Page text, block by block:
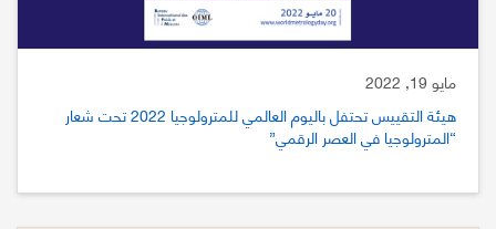
مايو 19, 2022
هيئة التقييس تحتفل باليوم العالمي للمترولوجيا 2022 تحت شعار
“المترولوجيا في العصر الرقمي”